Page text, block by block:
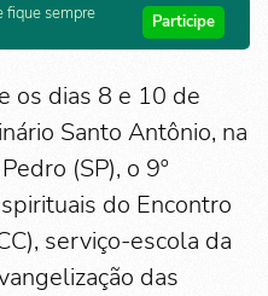
fique sempre
Participe
os dias 8 e 10 de
Santo Antônio, na
(SP), o 9º
do Encontro
serviço-escola da
das